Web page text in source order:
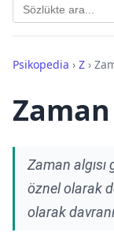
Psikopedia › Z ›
Zaman
Zaman algısı
öznel olarak
olarak